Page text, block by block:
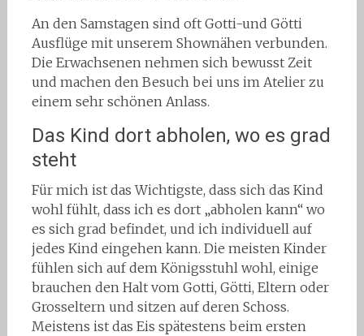
An den Samstagen sind oft Gotti-und Götti
Ausflüge mit unserem Shownähen verbunden.
Die Erwachsenen nehmen sich bewusst Zeit
und machen den Besuch bei uns im Atelier zu
einem sehr schönen Anlass.
Das Kind dort abholen, wo es grad
steht
Für mich ist das Wichtigste, dass sich das Kind
wohl fühlt, dass ich es dort „abholen kann“ wo
es sich grad befindet, und ich individuell auf
jedes Kind eingehen kann. Die meisten Kinder
fühlen sich auf dem Königsstuhl wohl, einige
brauchen den Halt vom Gotti, Götti, Eltern oder
Grosseltern und sitzen auf deren Schoss.
Meistens ist das Eis spätestens beim ersten